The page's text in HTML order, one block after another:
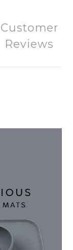
Customer
Reviews